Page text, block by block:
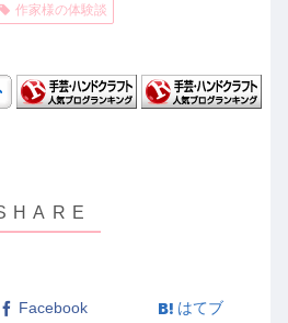
作家様の体験談
Facebook はてブ